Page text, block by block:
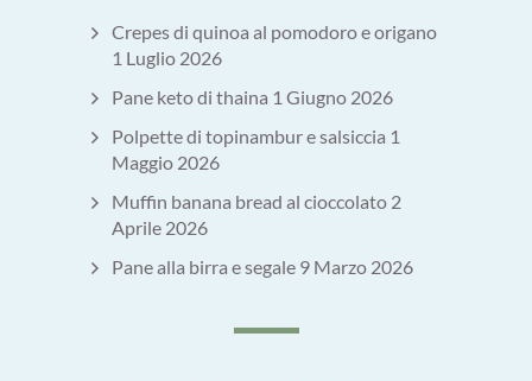
Crepes di quinoa al pomodoro e origano
1 Luglio 2026
Pane keto di thaina 1 Giugno 2026
Polpette di topinambur e salsiccia 1
Maggio 2026
Muffin banana bread al cioccolato 2
Aprile 2026
Pane alla birra e segale 9 Marzo 2026